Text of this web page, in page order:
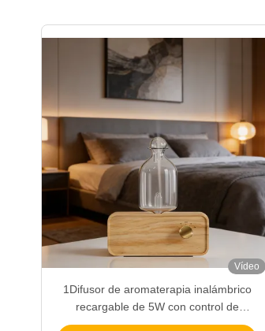
Vídeo
1Difusor de aromaterapia inalámbrico
recargable de 5W con control de
iluminación independiente